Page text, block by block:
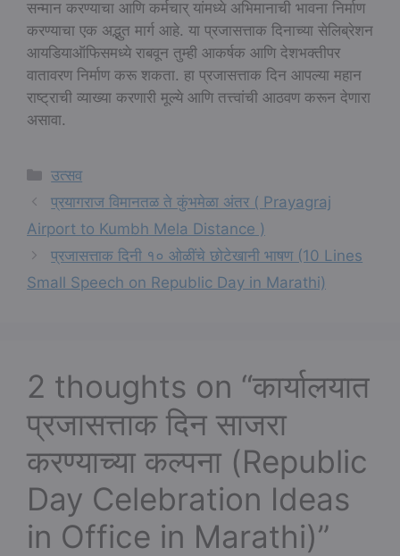
सन्मान करण्याचा आणि कर्मचार् यांमध्ये अभिमानाची भावना निर्माण
करण्याचा एक अद्भुत मार्ग आहे. या प्रजासत्ताक दिनाच्या सेलिब्रेशन
आयडियाऑफिसमध्ये राबवून तुम्ही आकर्षक आणि देशभक्तीपर
वातावरण निर्माण करू शकता. हा प्रजासत्ताक दिन आपल्या महान
राष्ट्राची व्याख्या करणारी मूल्ये आणि तत्त्वांची आठवण करून देणारा
असावा.
Categories
उत्सव
प्रयागराज विमानतळ ते कुंभमेळा अंतर ( Prayagraj
Airport to Kumbh Mela Distance )
प्रजासत्ताक दिनी १० ओळींचे छोटेखानी भाषण (10 Lines
Small Speech on Republic Day in Marathi)
2 thoughts on “कार्यालयात
प्रजासत्ताक दिन साजरा
करण्याच्या कल्पना (Republic
Day Celebration Ideas
in Office in Marathi)”